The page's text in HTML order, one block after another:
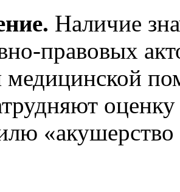
Наличие
правовых
медицинской
«акушерство